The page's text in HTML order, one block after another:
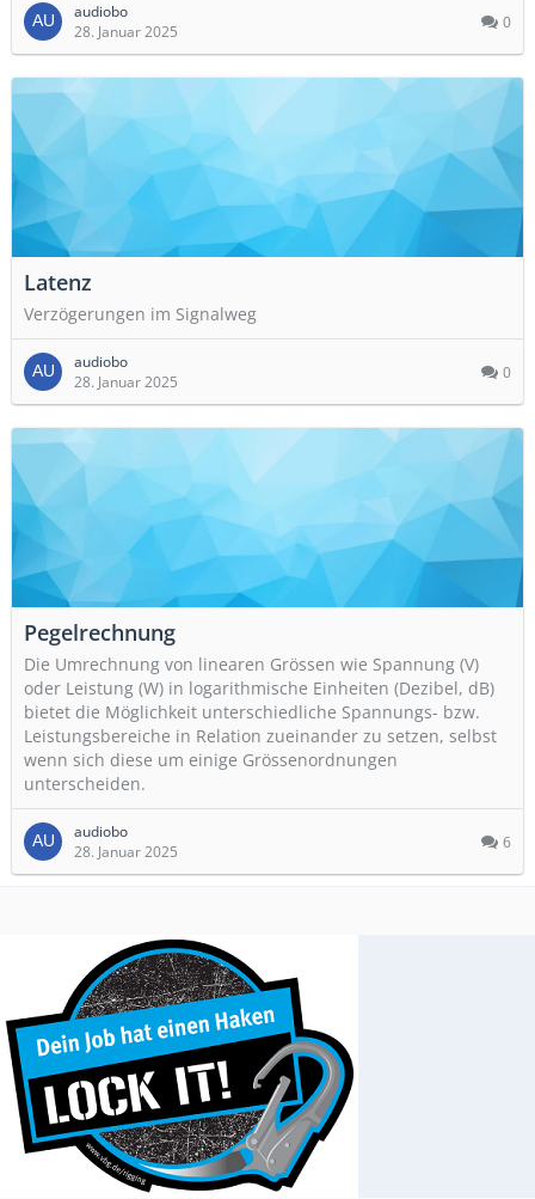
audiobo
28. Januar 2025
0
Latenz
Verzögerungen im Signalweg
audiobo
28. Januar 2025
0
Pegelrechnung
Die Umrechnung von linearen Grössen wie Spannung (V)
oder Leistung (W) in logarithmische Einheiten (Dezibel, dB)
bietet die Möglichkeit unterschiedliche Spannungs- bzw.
Leistungsbereiche in Relation zueinander zu setzen, selbst
wenn sich diese um einige Grössenordnungen
unterscheiden.
audiobo
28. Januar 2025
6